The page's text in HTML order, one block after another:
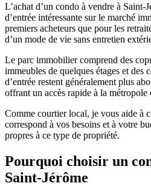
L’achat d’un condo à vendre à Saint-
d’entrée intéressante sur le marché
premiers acheteurs que pour les
d’un mode de vie sans entretien
Le parc immobilier comprend des
immeubles de quelques étages et
d’entrée restent généralement plus
offrant un accès rapide à la métropole
Comme courtier local, je vous aide à
correspond à vos besoins et à votre
propres à ce type de propriété.
Pourquoi choisir un
Saint-Jérôme